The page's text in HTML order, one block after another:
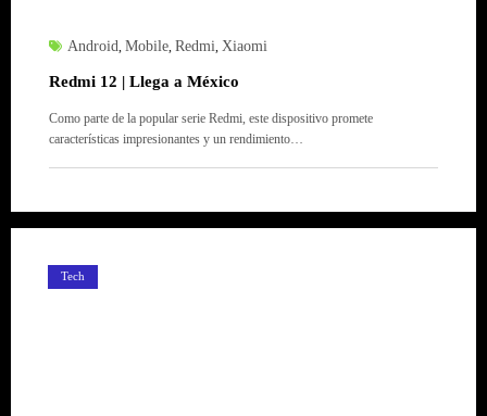
Android, Mobile, Redmi, Xiaomi
Redmi 12 | Llega a México
Como parte de la popular serie Redmi, este dispositivo promete
características impresionantes y un rendimiento…
Tech